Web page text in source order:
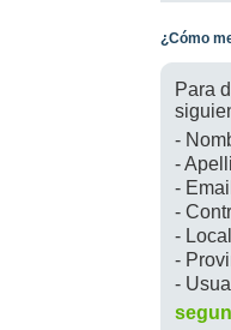
¿Cómo
Para
-
-
- Email
-
-
-
-